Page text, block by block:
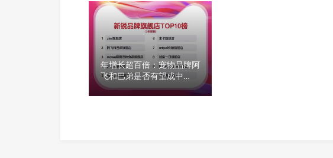
年增长超百倍：宠物品牌阿
飞和巴弟是否有望成中
国“巅峰渴望”